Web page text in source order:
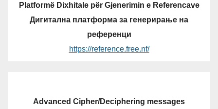
Platformë Dixhitale për Gjenerimin e Referencave
Дигитална платформа за генерирање на
референци
https://reference.free.nf/
Advanced Cipher/Deciphering messages